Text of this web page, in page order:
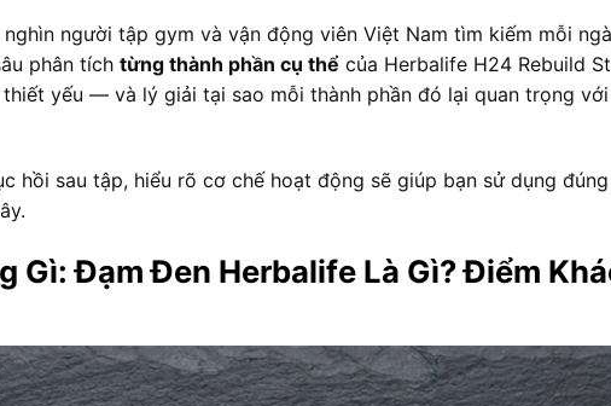
người tập gym và vận động viên Việt Nam tìm kiếm mỗi
phân tích từng thành phần cụ thể của Herbalife H24 Rebuild
yếu — và lý giải tại sao mỗi thành phần đó lại quan trọng
hồi sau tập, hiểu rõ cơ chế hoạt động sẽ giúp bạn sử dụng
Gì: Đạm Đen Herbalife Là Gì? Điểm